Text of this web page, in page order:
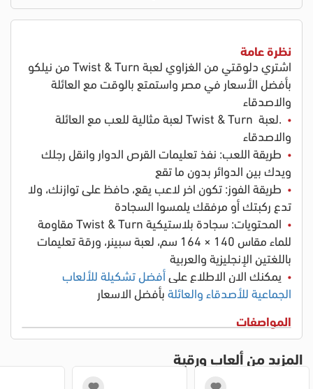
نظرة عامة
اشتري دلوقتي من الغزاوي لعبةTwist & Turnمن نيلكو
بأفضل الأسعار في مصر واستمتع بالوقت مع العائلة
والاصدقاء
.لعبة Twist & Turn لعبة مثالية للعب مع العائلة
والاصدقاء
طريقة اللعب: نفذ تعليمات القرص الدوار وانقل رجلك
ويدك بين الدوائر بدون ما تقع
طريقة الفوز: تكون اخر لاعب يقع، حافظ على توازنك، ولا
تدع ركبتك أو مرفقك يلمسوا السجادة
المحتويات: سجادة بلاستيكية Twist & Turn مقاومة
للماء مقاس 140 × 164 سم، لعبة سبينر، ورقة تعليمات
باللغتين الإنجليزية والعربية
يمكنك الان الاطلاع علىأفضل تشكيلة للألعاب
الجماعية للأصدقاء والعائلةبأفضل الاسعار
المواصفات
المزيد من ألعاب ورقية